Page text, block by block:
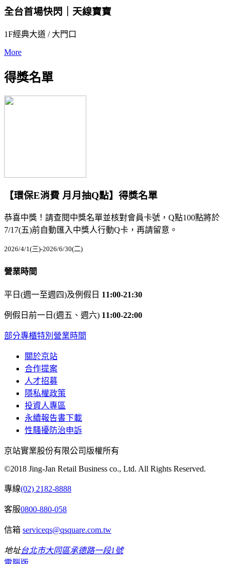
全台首場快閃｜天線寶寶
1F經典大道 / 大門口
More
得獎名單
【環保E消費 月月抽Q點】得獎名單
恭喜中獎！請查閱中獎名單並核對會員卡號，Q點100點將於
7/17(五)前自動匯入中獎人行動Q卡，再請留意。
2026/4/1(三)-2026/6/30(二)
營業時間
平日(週一至週四)及例假日 11:00-21:30
例假日前一日(週五、週六) 11:00-22:00
部分專櫃特別營業時間
關於京站
合作提案
人才招募
隱私權政策
投資人專區
永續報告書下載
性騷擾防治申訴
京站實業股份有限公司版權所有
©2018 Jing-Jan Retail Business co., Ltd. All Rights Reserved.
專線(02) 2182-8888
客服0800-880-058
信箱 serviceqs@qsquare.com.tw
地址台北市大同區承德路一段1號